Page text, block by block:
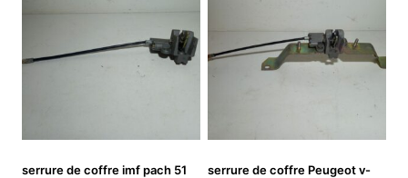
serrure de coffre imf pach 51
serrure de coffre Peugeot v-